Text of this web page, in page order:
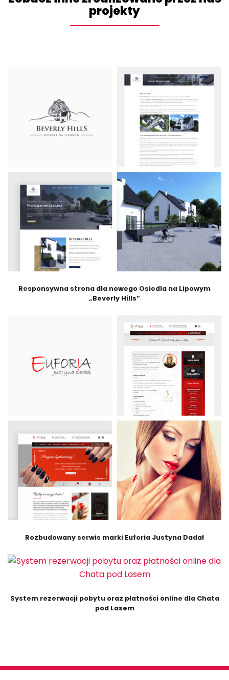
projekty
Responsywna strona dla nowego Osiedla na Lipowym
„Beverly Hills”
Rozbudowany serwis marki Euforia Justyna Dadał
System rezerwacji pobytu oraz płatności online dla Chata
pod Lasem